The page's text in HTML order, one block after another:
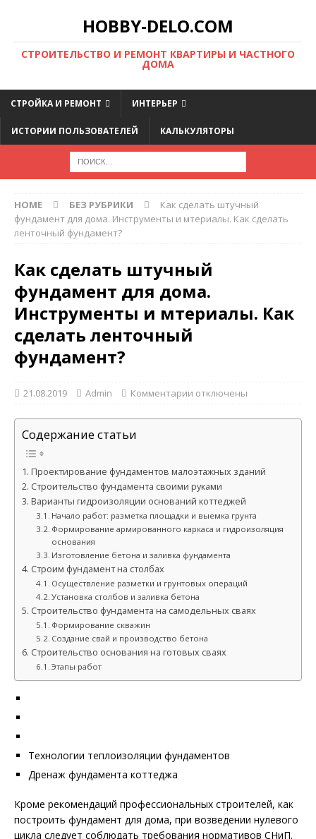
HOBBY-DELO.COM
CТРОИТЕЛЬСТВО И РЕМОНТ КВАРТИРЫ И ЧАСТНОГО
ДОМА
СТРОЙКА И РЕМОНТ ИНТЕРЬЕР
ИСТОРИИ ПОЛЬЗОВАТЕЛЕЙ КАЛЬКУЛЯТОРЫ
HOME БЕЗ РУБРИКИ
Как сделать штучный
фундамент для дома. Инструменты и мтериалы. Как сделать
ленточный фундамент?
Как сделать штучный
фундамент для дома.
Инструменты и мтериалы. Как
сделать ленточный
фундамент?
21.08.2019 Admin Комментарии отключены
Содержание статьи
Проектирование фундаментов малоэтажных зданий
Строительство фундамента своими руками
Варианты гидроизоляции оснований коттеджей
Начало работ: разметка площадки и выемка грунта
Формирование армированного каркаса и гидроизоляция
основания
Изготовление бетона и заливка фундамента
Строим фундамент на столбах
Осуществление разметки и грунтовых операций
Установка столбов и заливка бетона
Строительство фундамента на самодельных сваях
Формирование скважин
Создание свай и производство бетона
Строительство основания на готовых сваях
Этапы работ
Технологии теплоизоляции фундаментов
Дренаж фундамента коттеджа
Кроме рекомендаций профессиональных строителей, как
построить фундамент для дома, при возведении нулевого
цикла следует соблюдать требования нормативов СНиП.